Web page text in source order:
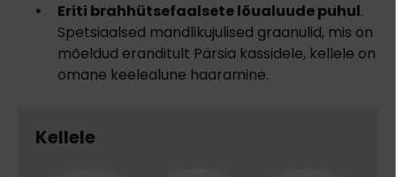
Eriti brahhütsefaalsete lõualuude puhul.
Spetsiaalsed mandlikujulised graanulid, mis on
mõeldud eranditult Pärsia kassidele, kellele on
omane keelealune haaramine.
Kellele